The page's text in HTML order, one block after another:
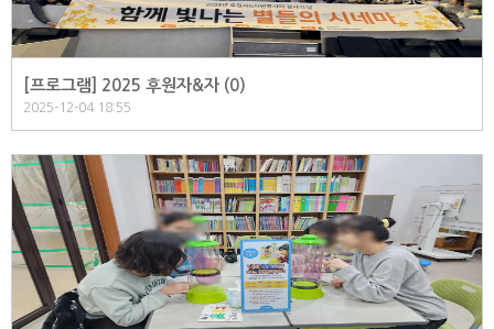
[프로그램] 2025 후원자&자 (0)
2025-12-04 18:55